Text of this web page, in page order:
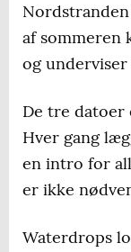
af sommeren
og
De tre datoer
Hver gang
en intro for
er ikke
Waterdrops